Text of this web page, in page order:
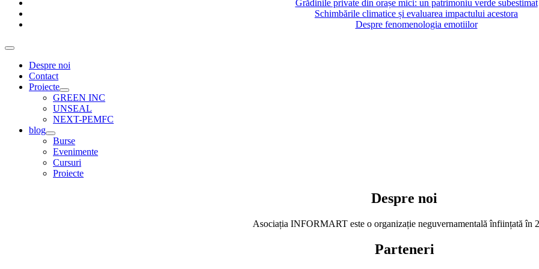
Grădinile private din orașe mici: un patrimoniu verde subestimat
Schimbările climatice și evaluarea impactului acestora
Despre fenomenologia emotiilor
Despre noi
Contact
Proiecte
Show
sub
menu
GREEN INC
UNSEAL
NEXT-PEMFC
blog
Show
sub
menu
Burse
Evenimente
Cursuri
Proiecte
Despre noi
Asociația INFORMART este o organizație neguvernamentală înființată în
Parteneri